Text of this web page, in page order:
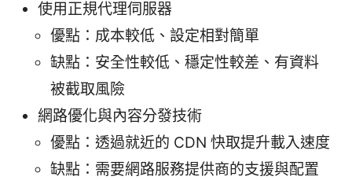
使用正規代理伺服器
優點：成本較低、設定相對簡單
缺點：安全性較低、穩定性較差、有資料
被截取風險
網路優化與內容分發技術
優點：透過就近的 CDN 快取提升載入速度
缺點：需要網路服務提供商的支援與配置